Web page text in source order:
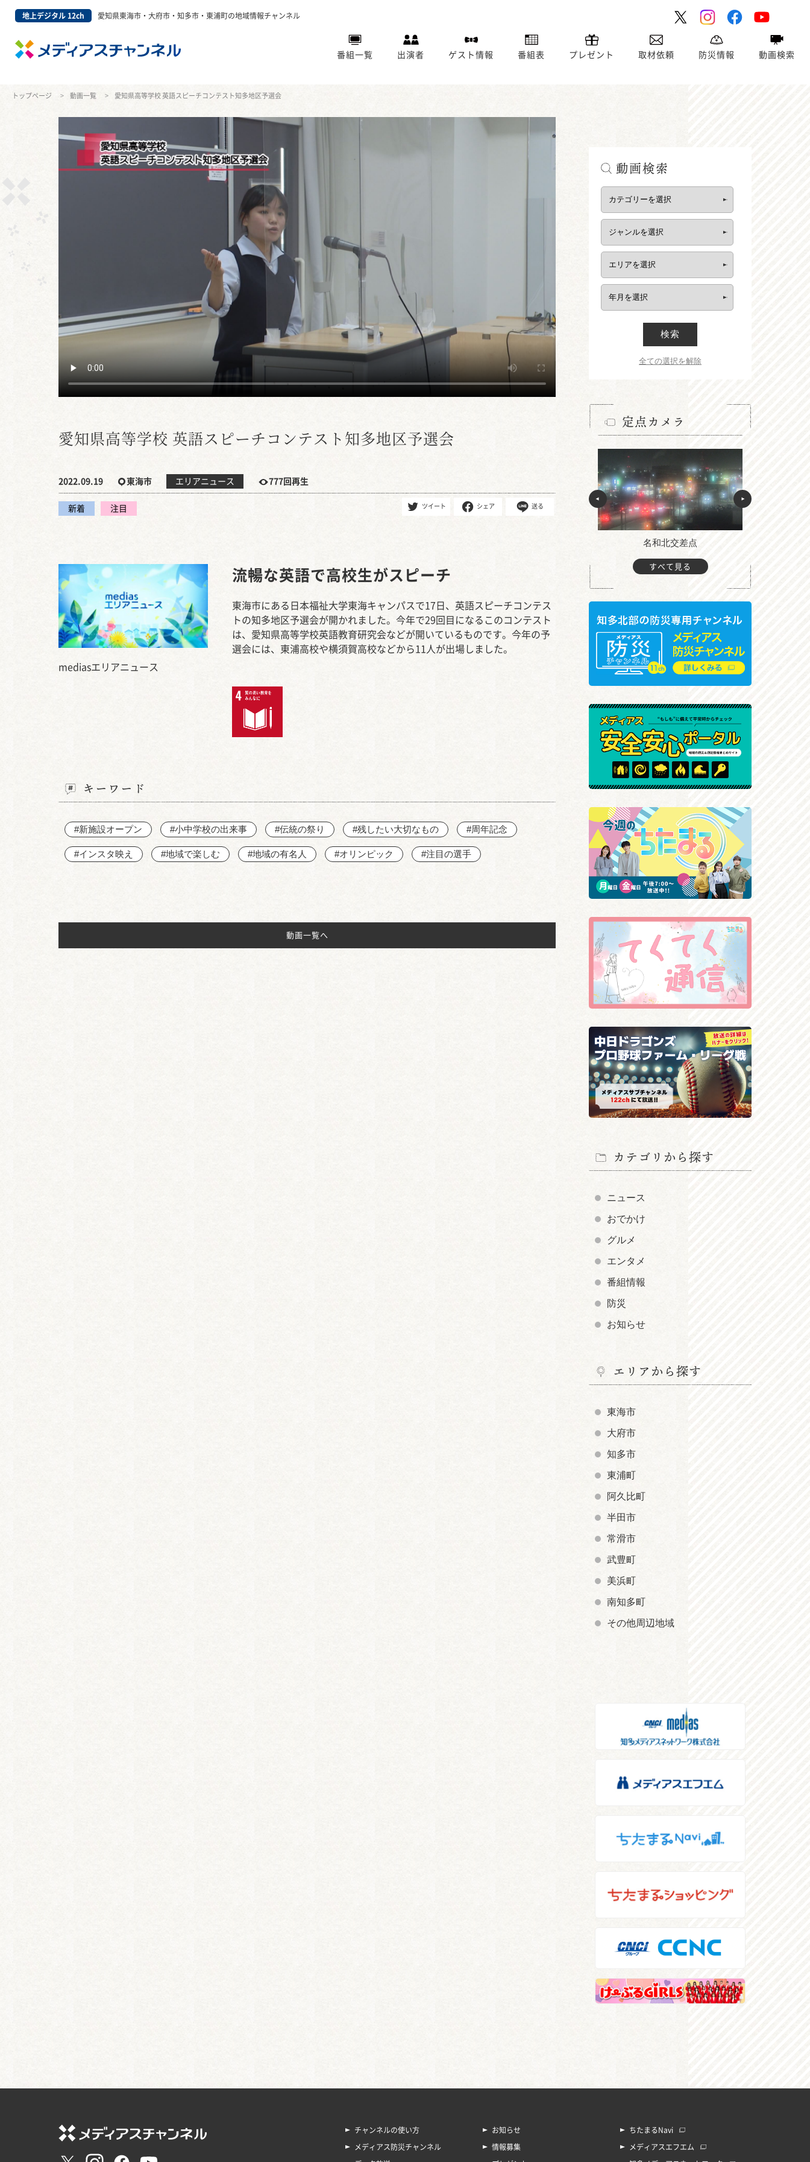
地上デジタル 12ch 愛知県東海市・大府市・知多市・東浦町の地域情報チャンネル
番組一覧 出演者 ゲスト情報 番組表 プレゼント 取材依頼 防災情報 動画検索
トップページ 動画一覧 愛知県高等学校 英語スピーチコンテスト知多地区予選会
愛知県高等学校 英語スピーチコンテスト知多地区予選会
2022.09.19 東海市 エリアニュース 777回再生
新着 注目 ツイート シェア 送る
mediasエリアニュース
流暢な英語で高校生がスピーチ
東海市にある日本福祉大学東海キャンパスで17日、英語スピーチコンテス
トの知多地区予選会が開かれました。今年で29回目になるこのコンテスト
は、愛知県高等学校英語教育研究会などが開いているものです。今年の予
選会には、東浦高校や横須賀高校などから11人が出場しました。
キーワード
#新施設オープン #小中学校の出来事 #伝統の祭り #残したい大切なもの #周年記念
#インスタ映え #地域で楽しむ #地域の有名人 #オリンピック #注目の選手
動画一覧へ
動画検索
検索
全ての選択を解除
定点カメラ
名和北交差点
すべて見る
カテゴリから探す
ニュース
おでかけ
グルメ
エンタメ
番組情報
防災
お知らせ
エリアから探す
東海市
大府市
知多市
東浦町
阿久比町
半田市
常滑市
武豊町
美浜町
南知多町
その他周辺地域
チャンネルの使い方
メディアス防災チャンネル
お知らせ
情報募集
ちたまるNavi
メディアスエフエム